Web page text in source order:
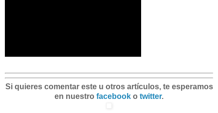
Si quieres comentar este u otros artículos, te esperamos
en nuestro facebook o twitter.